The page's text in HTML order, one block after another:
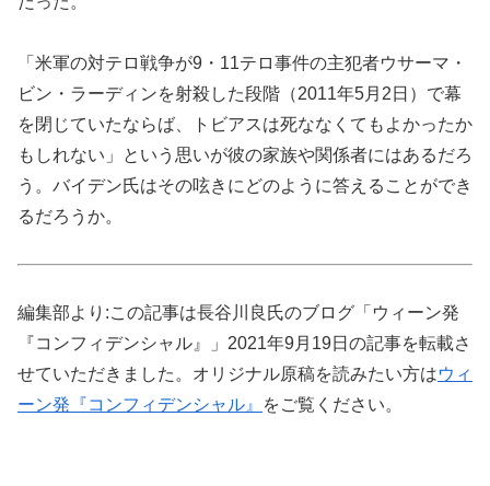
「米軍の対テロ戦争が9・11テロ事件の主犯者ウサーマ・
ビン・ラーディンを射殺した段階（2011年5月2日）で幕
を閉じていたならば、トビアスは死ななくてもよかったか
もしれない」という思いが彼の家族や関係者にはあるだろ
う。バイデン氏はその呟きにどのように答えることができ
るだろうか。
編集部より:この記事は長谷川良氏のブログ「ウィーン発
『コンフィデンシャル』」2021年9月19日の記事を転載さ
せていただきました。オリジナル原稿を読みたい方はウィ
ーン発『コンフィデンシャル』
をご覧ください。